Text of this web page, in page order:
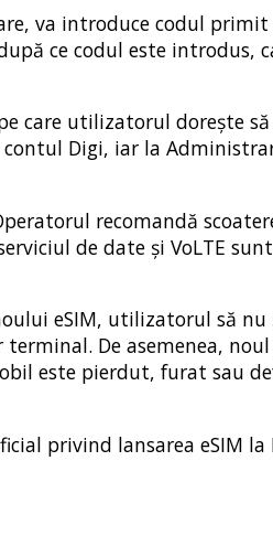
va introduce codul primit
ce codul este introdus,
care utilizatorul dorește să
Digi, iar la
recomandă
de date și VoLTE
eSIM, utilizatorul să
De asemenea,
este pierdut, furat sau
privind lansarea eSIM la